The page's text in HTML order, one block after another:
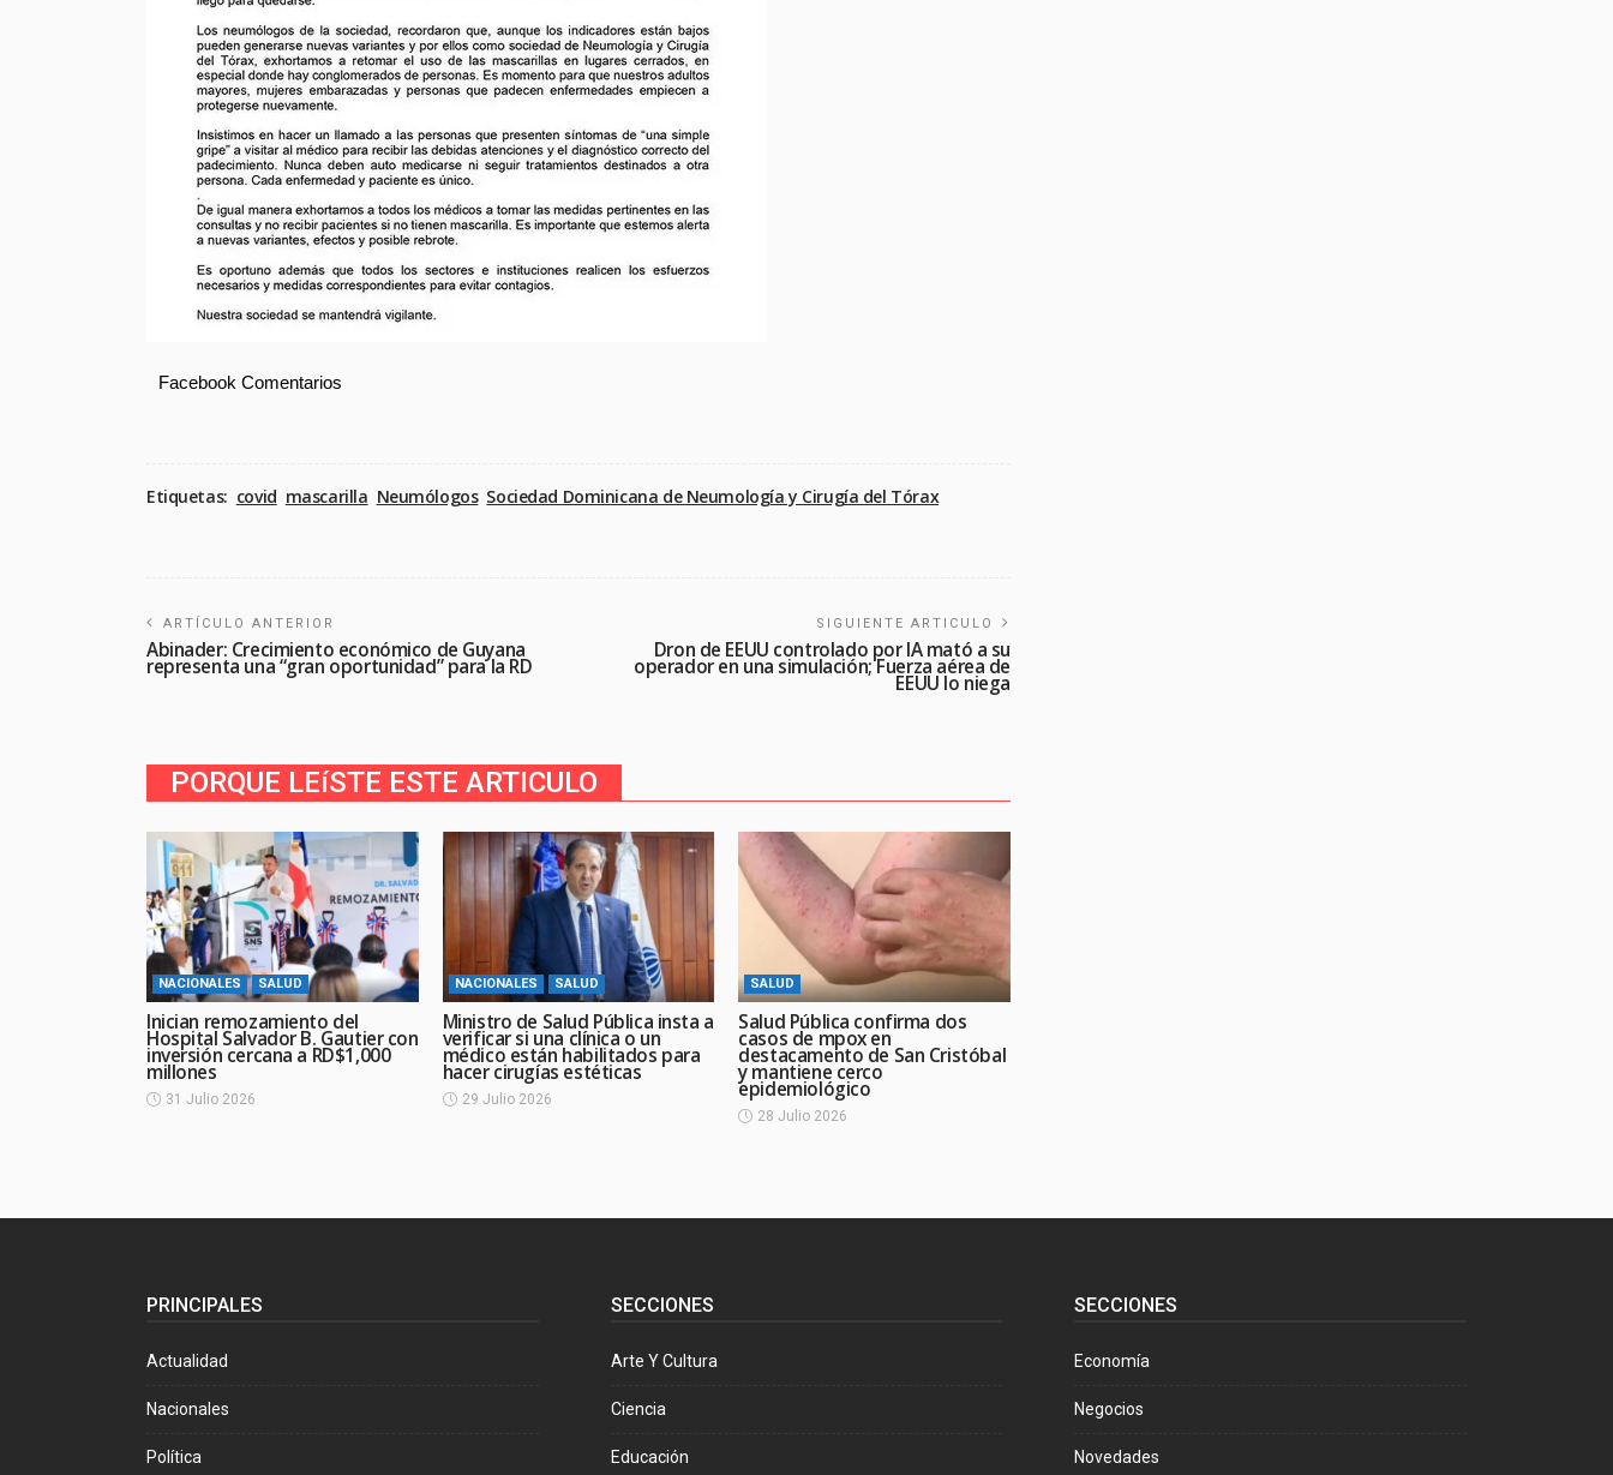
Facebook Comentarios
Etiquetas: covid mascarilla Neumólogos Sociedad Dominicana de Neumología y Cirugía del Tórax
ARTÍCULO ANTERIOR
Abinader: Crecimiento económico de Guyana
representa una “gran oportunidad” para la RD
SIGUIENTE ARTICULO
Dron de EEUU controlado por IA mató a su
operador en una simulación; Fuerza aérea de
EEUU lo niega
PORQUE LEíSTE ESTE ARTICULO
NACIONALES SALUD
Inician remozamiento del
Hospital Salvador B. Gautier con
inversión cercana a RD$1,000
millones
31 Julio 2026
NACIONALES SALUD
Ministro de Salud Pública insta a
verificar si una clínica o un
médico están habilitados para
hacer cirugías estéticas
29 Julio 2026
SALUD
Salud Pública confirma dos
casos de mpox en
destacamento de San Cristóbal
y mantiene cerco
epidemiológico
28 Julio 2026
PRINCIPALES
Actualidad
Nacionales
Política
SECCIONES
Arte Y Cultura
Ciencia
Educación
SECCIONES
Economía
Negocios
Novedades